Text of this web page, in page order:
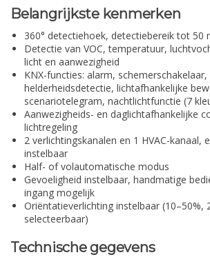
Belangrijkste kenmerken
360° detectiehoek, detectiebereik tot 50
Detectie van VOC, temperatuur,
licht en aanwezigheid
KNX-functies: alarm, schemerschakelaar,
helderheidsdetectie, lichtafhankelijke
scenariotelegram, nachtlichtfunctie (7
Aanwezigheids- en daglichtafhankelijke
lichtregeling
2 verlichtingskanalen en 1 HVAC-kanaal,
instelbaar
Half- of volautomatische modus
Gevoeligheid instelbaar, handmatige
ingang mogelijk
Oriëntatieverlichting instelbaar (10–50%,
selecteerbaar)
Technische gegevens